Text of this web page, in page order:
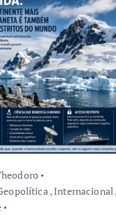
,Internacional